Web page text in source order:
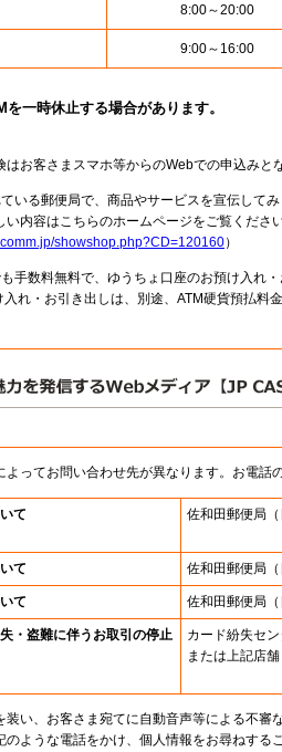
8:00～20:00
9:00～16:00
一時休止する場合があります。
お客さまスマホ等からのWebでの申込みと
いる郵便局で、商品やサービスを宣伝して
内容はこちらのホームページをご覧くださ
showshop.php?CD=120160）
手数料無料で、ゆうちょ口座のお預け入れ
れ・お引き出しは、別途、ATM硬貨預払料
ってお問い合わせ先が異なります。お電話
て 佐和田郵便局
て 佐和田郵便局
て 佐和田郵便局
・盗難に伴うお取引の停止
カード紛失セ
または上記店舗
装い、お客さま宛てに自動音声等による不審
のような電話をかけ、個人情報をお尋ねする